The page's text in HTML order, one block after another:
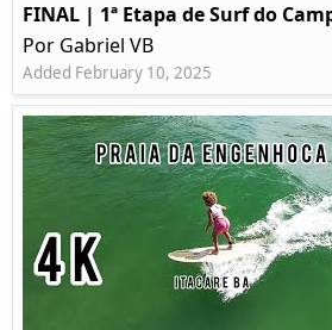
FINAL | 1ª Etapa de Surf do
Por Gabriel VB
Added February 10, 2025